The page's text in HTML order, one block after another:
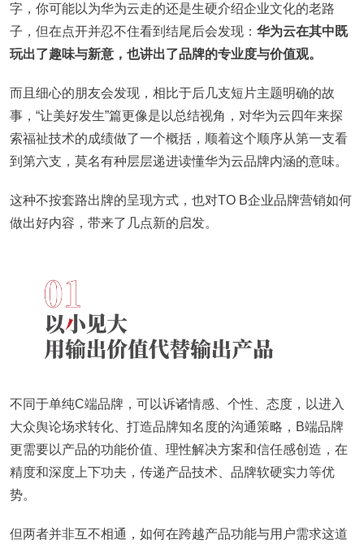
字，你可能以为华为云走的还是生硬介绍企业文化的老路
子，但在点开并忍不住看到结尾后会发现： 华为云在其中既
玩出了趣味与新意，也讲出了品牌的专业度与价值观。
而且细心的朋友会发现，相比于后几支短片主题明确的故
事，“让美好发生”篇更像是以总结视角，对华为云四年来探
索福祉技术的成绩做了一个概括，顺着这个顺序从第一支看
到第六支，莫名有种层层递进读懂华为云品牌内涵的意味。
这种不按套路出牌的呈现方式，也对TO B企业品牌营销如何
做出好内容，带来了几点新的启发。
不同于单纯C端品牌，可以诉诸情感、个性、态度，以进入
大众舆论场求转化、打造品牌知名度的沟通策略，B端品牌
更需要以产品的功能价值、理性解决方案和信任感创造，在
精度和深度上下功夫，传递产品技术、品牌软硬实力等优
势。
但两者并非互不相通，如何在跨越产品功能与用户需求这道